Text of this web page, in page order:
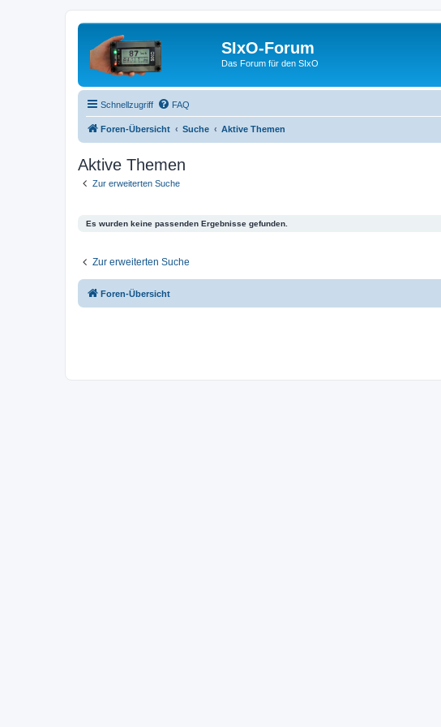
SIxO-Forum
Das Forum für den SIxO
Schnellzugriff FAQ
Foren-Übersicht Suche Aktive Themen
Aktive Themen
Zur erweiterten Suche
Es wurden keine passenden Ergebnisse gefunden.
Zur erweiterten Suche
Foren-Übersicht